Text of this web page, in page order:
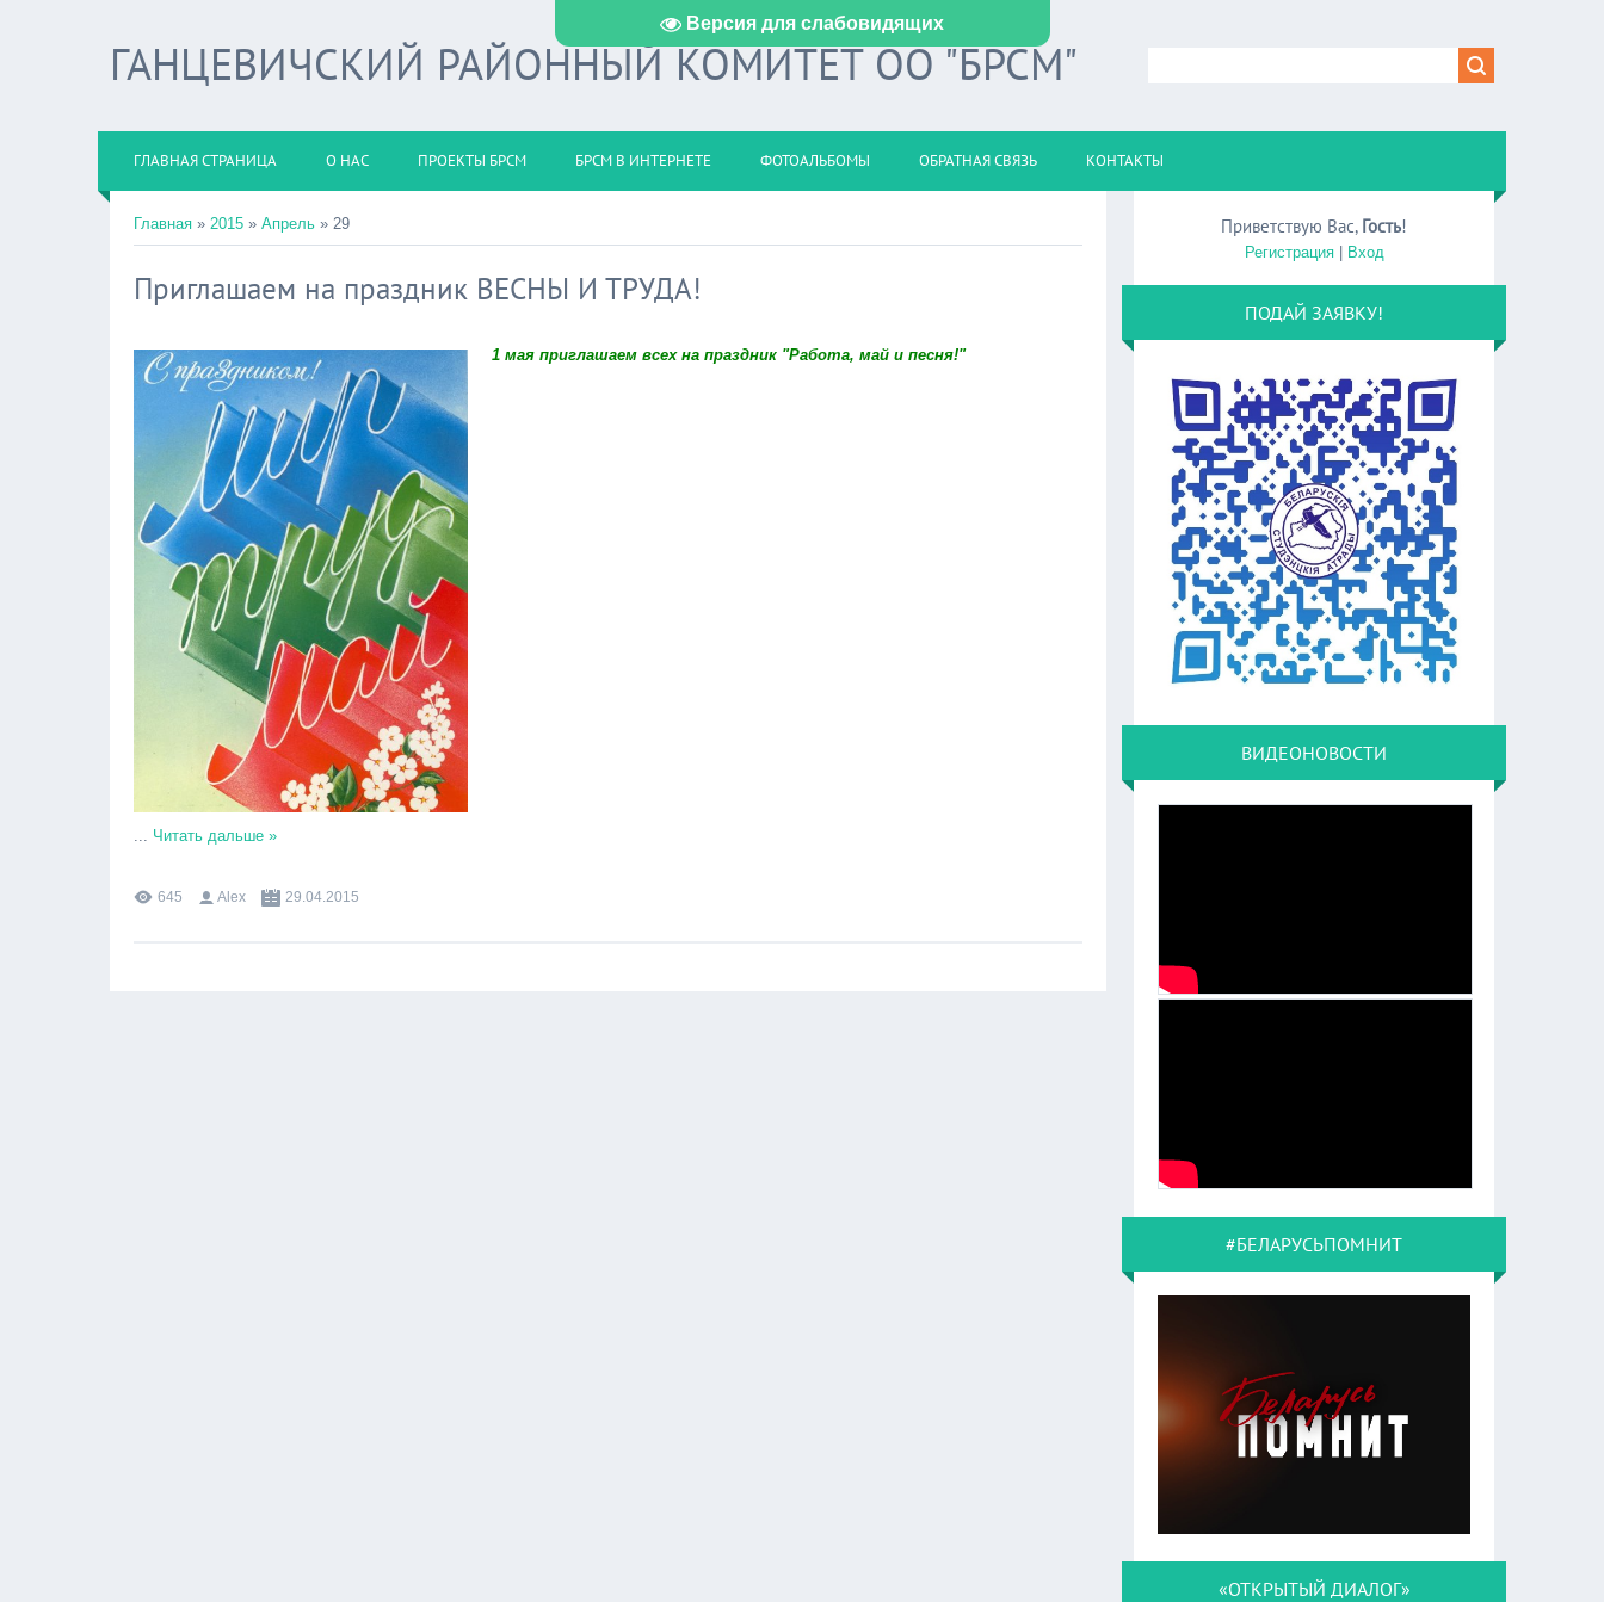
Версия для слабовидящих
ГАНЦЕВИЧСКИЙ РАЙОННЫЙ КОМИТЕТ ОО "БРСМ"
ГЛАВНАЯ СТРАНИЦА О НАС ПРОЕКТЫ БРСМ БРСМ В ИНТЕРНЕТЕ ФОТОАЛЬБОМЫ ОБРАТНАЯ СВЯЗЬ КОНТАКТЫ
Главная » 2015 » Апрель » 29
Приглашаем на праздник ВЕСНЫ И ТРУДА!
1 мая приглашаем всех на праздник "Работа, май и песня!"
Читать дальше »
645 Alex 29.04.2015
Приветствую Вас, Гость!
Регистрация| Вход
ПОДАЙ ЗАЯВКУ!
ВИДЕОНОВОСТИ
#БЕЛАРУСЬПОМНИТ
«ОТКРЫТЫЙ ДИАЛОГ»